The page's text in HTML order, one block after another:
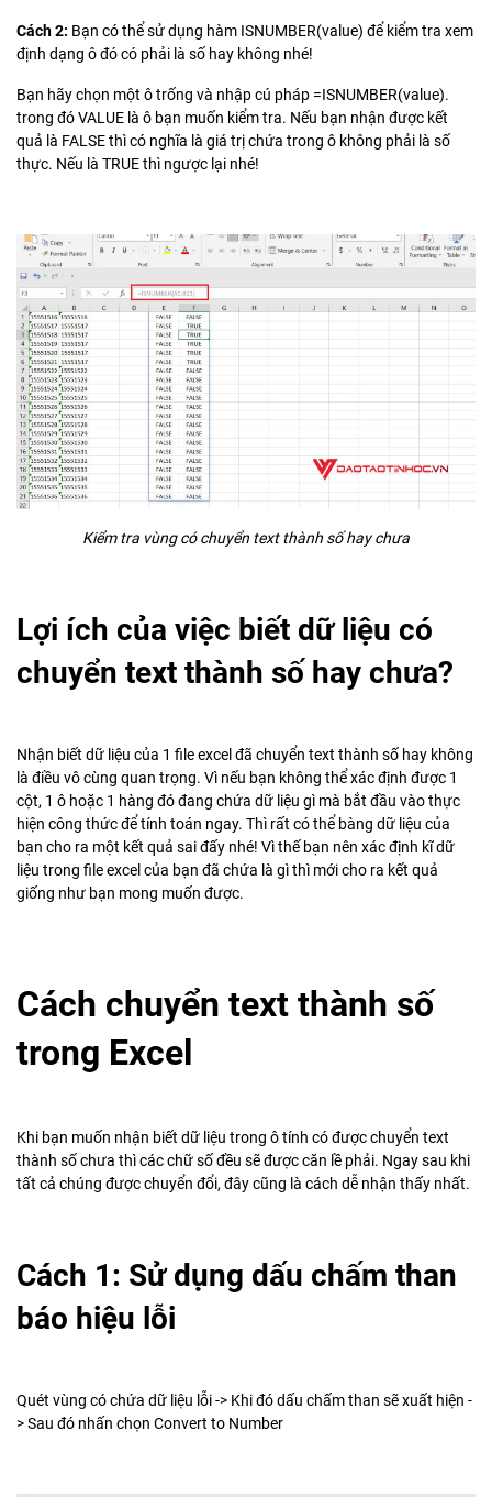
Cách 2: Bạn có thể sử dụng hàm ISNUMBER(value) để kiểm tra xem
định dạng ô đó có phải là số hay không nhé!
Bạn hãy chọn một ô trống và nhập cú pháp =ISNUMBER(value).
trong đó VALUE là ô bạn muốn kiểm tra. Nếu bạn nhận được kết
quả là FALSE thì có nghĩa là giá trị chứa trong ô không phải là số
thực. Nếu là TRUE thì ngược lại nhé!
Kiểm tra vùng có chuyển text thành số hay chưa
Lợi ích của việc biết dữ liệu có
chuyển text thành số hay chưa?
Nhận biết dữ liệu của 1 file excel đã chuyển text thành số hay không
là điều vô cùng quan trọng. Vì nếu bạn không thể xác định được 1
cột, 1 ô hoặc 1 hàng đó đang chứa dữ liệu gì mà bắt đầu vào thực
hiện công thức để tính toán ngay. Thì rất có thể bàng dữ liệu của
bạn cho ra một kết quả sai đấy nhé! Vì thế bạn nên xác định kĩ dữ
liệu trong file excel của bạn đã chứa là gì thì mới cho ra kết quả
giống như bạn mong muốn được.
Cách chuyển text thành số
trong Excel
Khi bạn muốn nhận biết dữ liệu trong ô tính có được chuyển text
thành số chưa thì các chữ số đều sẽ được căn lề phải. Ngay sau khi
tất cả chúng được chuyển đổi, đây cũng là cách dễ nhận thấy nhất.
Cách 1: Sử dụng dấu chấm than
báo hiệu lỗi
Quét vùng có chứa dữ liệu lỗi -> Khi đó dấu chấm than sẽ xuất hiện -
> Sau đó nhấn chọn Convert to Number